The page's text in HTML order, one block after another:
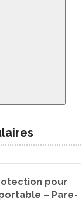
pour
– Pare-